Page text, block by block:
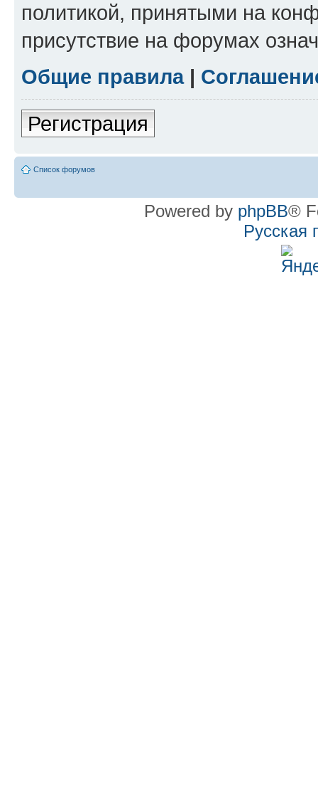
политикой, принятыми на
присутствие на форумах
Общие правила|
Регистрация
Список форумов
Powered by phpBB®
Русская